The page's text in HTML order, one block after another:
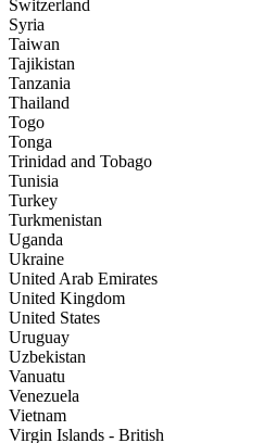
Switzerland
Syria
Taiwan
Tajikistan
Tanzania
Thailand
Togo
Tonga
Trinidad and Tobago
Tunisia
Turkey
Turkmenistan
Uganda
Ukraine
United Arab Emirates
United Kingdom
United States
Uruguay
Uzbekistan
Vanuatu
Venezuela
Vietnam
Virgin Islands - British